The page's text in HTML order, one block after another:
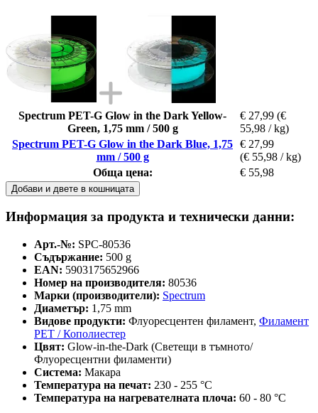
Spectrum PET-G Glow in the Dark Yellow-
Green, 1,75 mm / 500 g
€ 27,99 (€
55,98 / kg)
Spectrum PET-G Glow in the Dark Blue, 1,75
mm / 500 g
€ 27,99
(€ 55,98 / kg)
Обща цена:
€ 55,98
Добави и двете в кошницата
Информация за продукта и технически данни:
Арт.-№: SPC-80536
Съдържание: 500 g
EAN: 5903175652966
Номер на производителя: 80536
Марки (производители): Spectrum
Диаметър: 1,75 mm
Видове продукти: Флуоресцентен филамент, Филамент
PET / Кополиестер
Цвят: Glow-in-the-Dark (Светещи в тъмното/
Флуоресцентни филаменти)
Система: Макара
Температура на печат: 230 - 255 °C
Температура на нагревателната плоча: 60 - 80 °C